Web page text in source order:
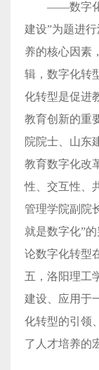
——数字化
建设”为题进
养的核心因素
辑，数字化转
化转型是促进
教育创新的重
院院士、山东
教育数字化改
性、交互性、
管理学院副院
就是数字化”
论数字化转型
五，洛阳理工
建设、应用于
化转型的引领
了人才培养的